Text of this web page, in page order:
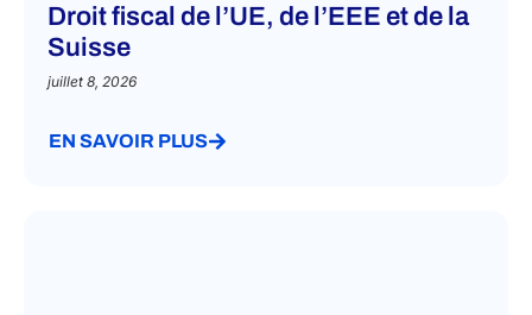
Droit fiscal de l’UE, de l’EEE et de la
Suisse
juillet 8, 2026
EN SAVOIR PLUS